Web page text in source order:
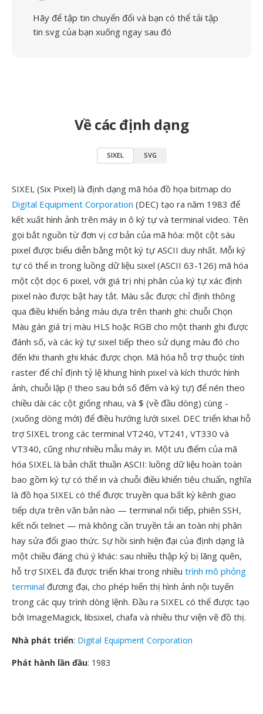
Hãy để tập tin chuyển đổi và bạn có thể tải tập
tin svg của bạn xuống ngay sau đó
Về các định dạng
SIXEL SVG
SIXEL (Six Pixel) là định dạng mã hóa đồ họa bitmap do
Digital Equipment Corporation (DEC) tạo ra năm 1983 để
kết xuất hình ảnh trên máy in ô ký tự và terminal video. Tên
gọi bắt nguồn từ đơn vị cơ bản của mã hóa: một cột sáu
pixel được biểu diễn bằng một ký tự ASCII duy nhất. Mỗi ký
tự có thể in trong luồng dữ liệu sixel (ASCII 63-126) mã hóa
một cột dọc 6 pixel, với giá trị nhị phân của ký tự xác định
pixel nào được bật hay tắt. Màu sắc được chỉ định thông
qua điều khiển bảng màu dựa trên thanh ghi: chuỗi Chọn
Màu gán giá trị màu HLS hoặc RGB cho một thanh ghi được
đánh số, và các ký tự sixel tiếp theo sử dụng màu đó cho
đến khi thanh ghi khác được chọn. Mã hóa hỗ trợ thuộc tính
raster để chỉ định tỷ lệ khung hình pixel và kích thước hình
ảnh, chuỗi lặp (! theo sau bởi số đếm và ký tự) để nén theo
chiều dài các cột giống nhau, và $ (về đầu dòng) cùng -
(xuống dòng mới) để điều hướng lưới sixel. DEC triển khai hỗ
trợ SIXEL trong các terminal VT240, VT241, VT330 và
VT340, cũng như nhiều mẫu máy in. Một ưu điểm của mã
hóa SIXEL là bản chất thuần ASCII: luồng dữ liệu hoàn toàn
bao gồm ký tự có thể in và chuỗi điều khiển tiêu chuẩn, nghĩa
là đồ họa SIXEL có thể được truyền qua bất kỳ kênh giao
tiếp dựa trên văn bản nào — terminal nối tiếp, phiên SSH,
kết nối telnet — mà không cần truyền tải an toàn nhị phân
hay sửa đổi giao thức. Sự hồi sinh hiện đại của định dạng là
một chiều đáng chú ý khác: sau nhiều thập kỷ bị lãng quên,
hỗ trợ SIXEL đã được triển khai trong nhiều trình mô phỏng
terminal đương đại, cho phép hiển thị hình ảnh nội tuyến
trong các quy trình dòng lệnh. Đầu ra SIXEL có thể được tạo
bởi ImageMagick, libsixel, chafa và nhiều thư viện vẽ đồ thị.
Nhà phát triển: Digital Equipment Corporation
Phát hành lần đầu: 1983